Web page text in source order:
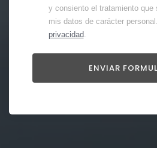
y consiento el tratamiento que
mis datos de carácter personal.
privacidad.